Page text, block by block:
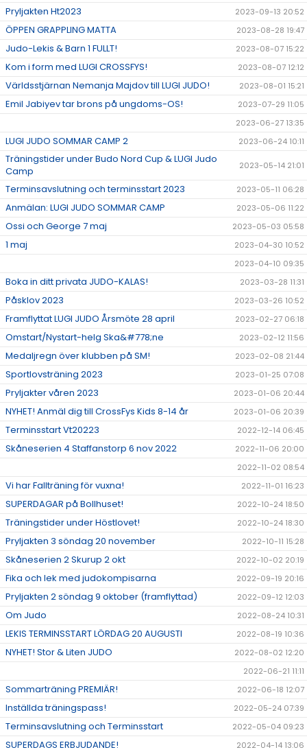
Pryljakten Ht2023 2023-09-13 20:52
ÖPPEN GRAPPLING MATTA 2023-08-28 19:47
Judo-Lekis & Barn 1 FULLT! 2023-08-07 15:22
Kom i form med LUGI CROSSFYS! 2023-08-07 12:12
Världsstjärnan Nemanja Majdov till LUGI JUDO! 2023-08-01 15:21
Emil Jabiyev tar brons på ungdoms-OS!
2023-07-29 11:05
2023-06-27 13:35
LUGI JUDO SOMMAR CAMP 2 2023-06-24 10:11
Träningstider under Budo Nord Cup & LUGI Judo
Camp
2023-05-14 21:01
Terminsavslutning och terminsstart 2023 2023-05-11 06:28
Anmälan: LUGI JUDO SOMMAR CAMP 2023-05-06 11:22
Ossi och George 7 maj 2023-05-03 05:58
1 maj
2023-04-30 10:52
2023-04-10 09:35
Boka in ditt privata JUDO-KALAS! 2023-03-28 11:31
Påsklov 2023 2023-03-26 10:52
Framflyttat LUGI JUDO Årsmöte 28 april 2023-02-27 06:18
Omstart/Nystart-helg Ska&#778;ne 2023-02-12 11:56
Medaljregn över klubben på SM! 2023-02-08 21:44
Sportlovsträning 2023 2023-01-25 07:08
Pryljakter våren 2023 2023-01-06 20:44
NYHET! Anmäl dig till CrossFys Kids 8-14 år 2023-01-06 20:39
Terminsstart Vt20223 2022-12-14 06:45
Skåneserien 4 Staffanstorp 6 nov 2022
2022-11-06 20:00
2022-11-02 08:54
Vi har Fallträning för vuxna! 2022-11-01 16:23
SUPERDAGAR på Bollhuset! 2022-10-24 18:50
Träningstider under Höstlovet! 2022-10-24 18:30
Pryljakten 3 söndag 20 november 2022-10-11 15:28
Skåneserien 2 Skurup 2 okt 2022-10-02 20:19
Fika och lek med judokompisarna 2022-09-19 20:16
Pryljakten 2 söndag 9 oktober (framflyttad) 2022-09-12 12:03
Om Judo 2022-08-24 10:31
LEKIS TERMINSSTART LÖRDAG 20 AUGUSTI 2022-08-19 10:36
NYHET! Stor & Liten JUDO
2022-08-02 12:20
2022-06-21 11:11
Sommarträning PREMIÄR! 2022-06-18 12:07
Inställda träningspass! 2022-05-24 07:39
Terminsavslutning och Terminsstart 2022-05-04 09:23
SUPERDAGS ERBJUDANDE! 2022-04-14 13:06